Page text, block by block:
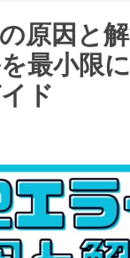
原因と
最小限
ド